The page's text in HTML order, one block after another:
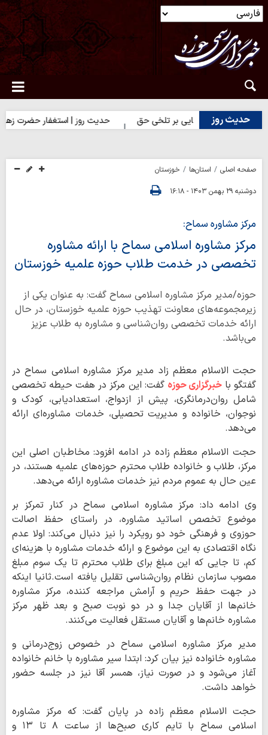
حدیث روز
روز | شکیبایی بر تلخی حق حدیث روز | استغفار حضرت زهرا(س)
صفحه اصلی استان‌ها
خوزستان
دوشنبه ۲۹ بهمن ۱۴۰۳ - ۱۶:۱۸
مرکز مشاوره سماح:
مرکز مشاوره اسلامی سماح با ارائه‌ مشاوره‌
تخصصی در خدمت طلاب حوزه علمیه خوزستان
حوزه/مدیر مرکز مشاوره اسلامی سماح گفت: به عنوان یکی از
زیرمجموعه‌های معاونت تهذیب حوزه علمیه خوزستان، در حال
ارائه خدمات تخصصی روان‌شناسی و مشاوره به طلاب عزیز
می‌باشد.
حجت الاسلام معظم زاد مدیر مرکز مشاوره اسلامی سماح در
گفتگو باخبرگزاری حوزه گفت: این مرکز در هفت حیطه تخصصی
شامل روان‌درمانگری، پیش از ازدواج، استعدادیابی، کودک و
نوجوان، خانواده و مدیریت تحصیلی، خدمات مشاوره‌ای ارائه
می‌دهد.
حجت الاسلام معظم زاده در ادامه افزود: مخاطبان اصلی این
مرکز، طلاب و خانواده طلاب محترم حوزه‌های علمیه هستند، در
عین حال به عموم مردم نیز خدمات مشاوره ارائه می‌دهد.
وی ادامه داد: مرکز مشاوره اسلامی سماح در کنار تمرکز بر
موضوع تخصص اساتید مشاوره، در راستای حفظ اصالت
حوزوی و فرهنگی خود دو رویکرد را نیز دنبال می‌کند: اولا عدم
نگاه اقتصادی به این موضوع و ارائه خدمات مشاوره با هزینه‌ای
کم، تا جایی که این مبلغ برای طلاب محترم تا یک سوم مبلغ
مصوب سازمان نظام روان‌شناسی تقلیل یافته است.ثانیا اینکه
در جهت حفظ حریم و آرامش مراجعه کننده، مرکز مشاوره
خانم‌ها از آقایان جدا و در دو نوبت صبح و بعد ظهر مرکز
مشاوره خانم‌ها و آقایان مستقل فعالیت می‌کنند.
مدیر مرکز مشاوره اسلامی سماح در خصوص زوج‌درمانی و
مشاوره خانواده نیز بیان کرد: ابتدا سیر مشاوره با خانم خانواده
آغاز می‌شود و در صورت نیاز، همسر آقا نیز در جلسه حضور
خواهد داشت.
حجت الاسلام معظم زاده در پایان گفت: که مرکز مشاوره
اسلامی سماح با تایم کاری صبح‌ها از ساعت ۸ تا ۱۳ و